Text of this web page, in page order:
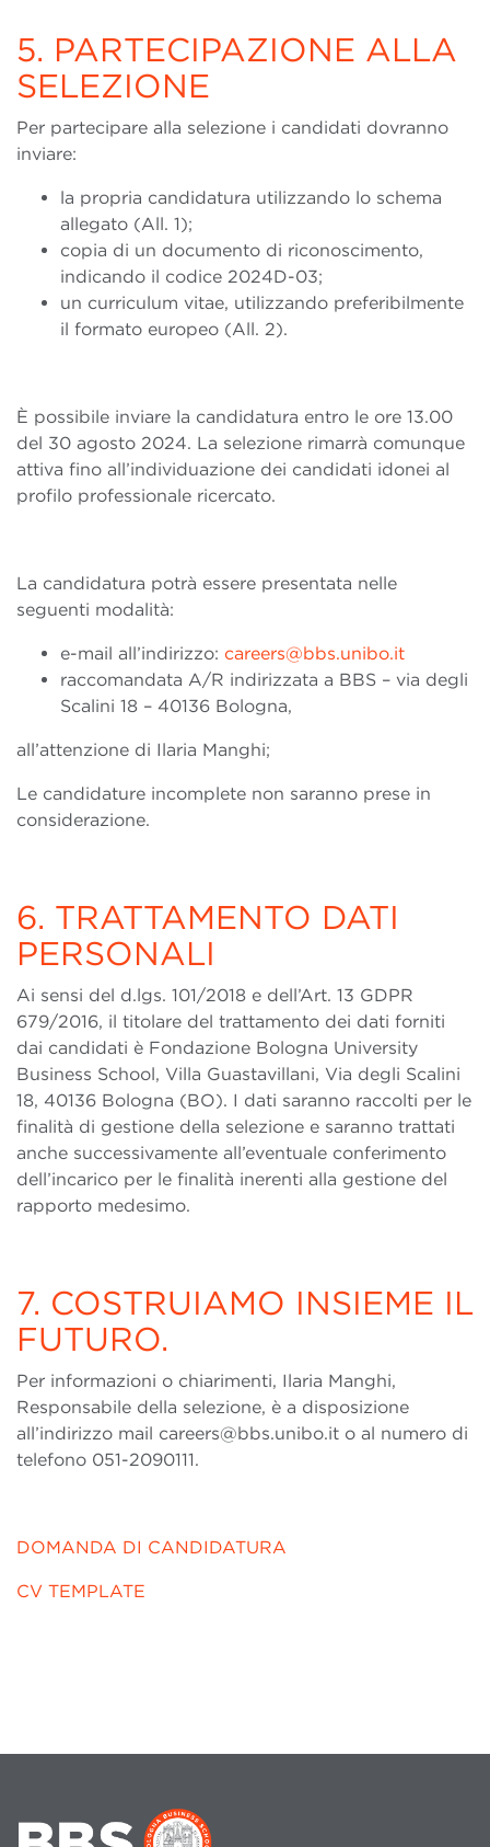
5. PARTECIPAZIONE ALLA
SELEZIONE
Per partecipare alla selezione i candidati dovranno
inviare:
la propria candidatura utilizzando lo schema
allegato (All. 1);
copia di un documento di riconoscimento,
indicando il codice 2024D-03;
un curriculum vitae, utilizzando preferibilmente
il formato europeo (All. 2).
È possibile inviare la candidatura entro le ore 13.00
del 30 agosto 2024. La selezione rimarrà comunque
attiva fino all’individuazione dei candidati idonei al
profilo professionale ricercato.
La candidatura potrà essere presentata nelle
seguenti modalità:
e-mail all’indirizzo: careers@bbs.unibo.it
raccomandata A/R indirizzata a BBS – via degli
Scalini 18 – 40136 Bologna,
all’attenzione di Ilaria Manghi;
Le candidature incomplete non saranno prese in
considerazione.
6. TRATTAMENTO DATI
PERSONALI
Ai sensi del d.lgs. 101/2018 e dell’Art. 13 GDPR
679/2016, il titolare del trattamento dei dati forniti
dai candidati è Fondazione Bologna University
Business School, Villa Guastavillani, Via degli Scalini
18, 40136 Bologna (BO). I dati saranno raccolti per le
finalità di gestione della selezione e saranno trattati
anche successivamente all’eventuale conferimento
dell’incarico per le finalità inerenti alla gestione del
rapporto medesimo.
7. COSTRUIAMO INSIEME IL
FUTURO.
Per informazioni o chiarimenti, Ilaria Manghi,
Responsabile della selezione, è a disposizione
all’indirizzo mail careers@bbs.unibo.it o al numero di
telefono 051-2090111.
DOMANDA DI CANDIDATURA
CV TEMPLATE